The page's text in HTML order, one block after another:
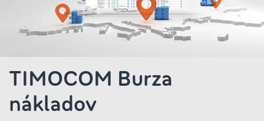
TIMOCOM Burza
nákladov